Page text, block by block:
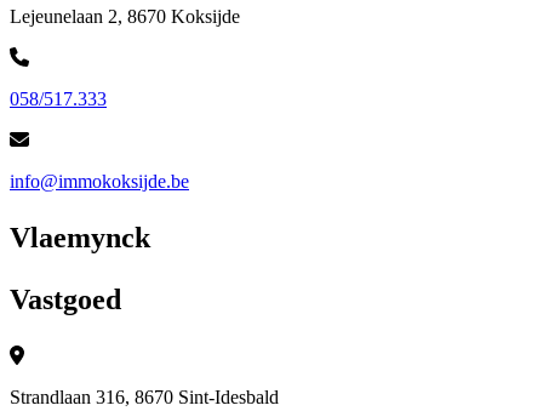
Lejeunelaan 2, 8670 Koksijde
058/517.333
info@immokoksijde.be
Vlaemynck
Vastgoed
Strandlaan 316, 8670 Sint-Idesbald